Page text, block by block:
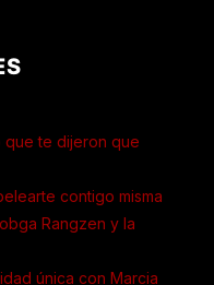
que te dijeron que
contigo misma
Rangzen y la
única con Marcia